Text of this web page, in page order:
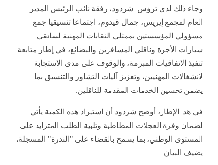
وجاء ذلك لدى ترؤس شردود، رفقة نائب الرئيس المدير
العام لمجمع إيريس، جمال قيدوم، اجتماعا تنسيقيا جمع
مسؤولي المؤسستين بممثلي النقابات المهنية لسائقي
سيارات الأجرة وناقلي المسافرين والبضائع، في إطار متابعة
تنفيذ الاتفاقيات المبرمة، والوقوف على مدى الاستجابة
لانشغالات المهنيين، وتعزيز آليات التشاور والتنسيق بما
يضمن تحسين الخدمات المقدمة للناقلين.
في هذا الإطار، أوضح شردود أن استيراد هذه الكمية يأتي
لضمان وفرة العجلات المطاطية وتلبية الطلب المتزايد على
المستوى الوطني، بما يسمح بالقضاء على "الندرة" المسجلة،
يضيف البيان.